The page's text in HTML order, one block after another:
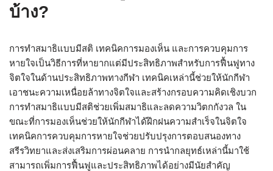
บ้าง?
การทำสมาธิแบบมีสติ เทคนิคการมองเห็น และการควบคุมการ
หายใจเป็นวิธีการที่หายากแต่มีประสิทธิภาพสำหรับการฟื้นฟูทาง
จิตใจในด้านประสิทธิภาพทางกีฬา เทคนิคเหล่านี้ช่วยให้นักกีฬา
เอาชนะความเหนื่อยล้าทางจิตใจและสร้างกรอบความคิดเชิงบวก
การทำสมาธิแบบมีสติช่วยเพิ่มสมาธิและลดความวิตกกังวล ใน
ขณะที่การมองเห็นช่วยให้นักกีฬาได้ฝึกฝนความสำเร็จในจิตใจ
เทคนิคการควบคุมการหายใจช่วยปรับปรุงการตอบสนองทาง
สรีรวิทยาและส่งเสริมการผ่อนคลาย การนำกลยุทธ์เหล่านี้มาใช้
สามารถเพิ่มการฟื้นฟูและประสิทธิภาพได้อย่างมีนัยสำคัญ